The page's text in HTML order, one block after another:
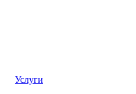
Услуги